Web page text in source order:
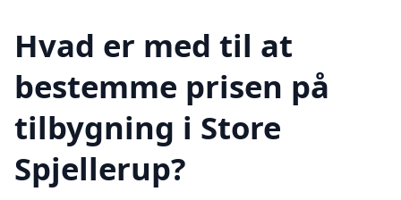
Hvad er med til at
bestemme prisen på
tilbygning i Store
Spjellerup?